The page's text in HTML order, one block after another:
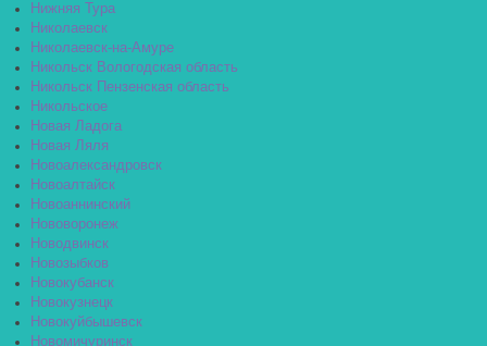
Нижняя Тура
Николаевск
Николаевск-на-Амуре
Никольск Вологодская область
Никольск Пензенская область
Никольское
Новая Ладога
Новая Ляля
Новоалександровск
Новоалтайск
Новоаннинский
Нововоронеж
Новодвинск
Новозыбков
Новокубанск
Новокузнецк
Новокуйбышевск
Новомичуринск